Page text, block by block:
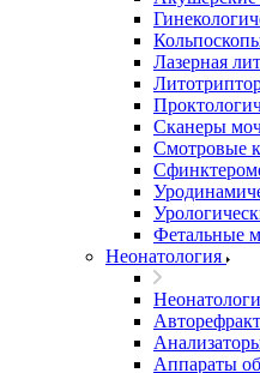
Лазерная
Сканеры
Смотровые
Фетальные
Неонатология
Аппараты